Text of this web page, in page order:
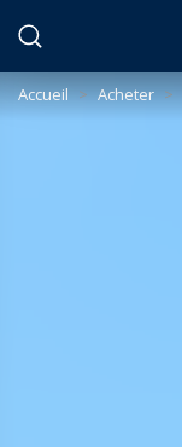
Accueil > Acheter >